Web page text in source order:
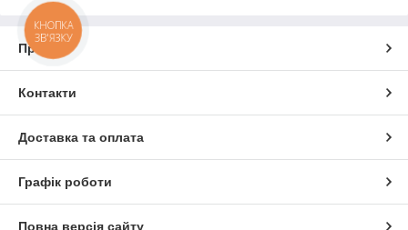
Про нас
Контакти
Доставка та оплата
Графік роботи
Повна версія сайту
КНОПКА
ЗВ'ЯЗКУ